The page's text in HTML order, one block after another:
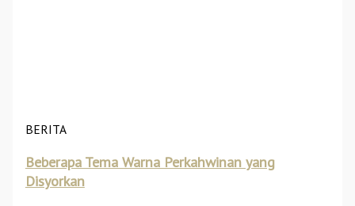
BERITA
Beberapa Tema Warna Perkahwinan yang
Disyorkan